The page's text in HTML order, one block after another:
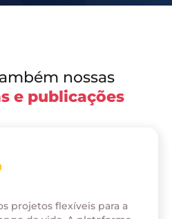
nossas
e publicações
projetos flexíveis para a